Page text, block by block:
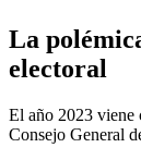
La
electoral
El año 2023 viene
Consejo General